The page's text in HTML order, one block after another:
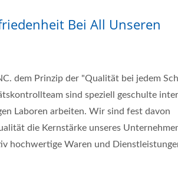
Bei All Unseren
dem Prinzip der "Qualität bei jedem
sind speziell geschulte
Laboren arbeiten. Wir sind fest davon
die Kernstärke unseres
hochwertige Waren und